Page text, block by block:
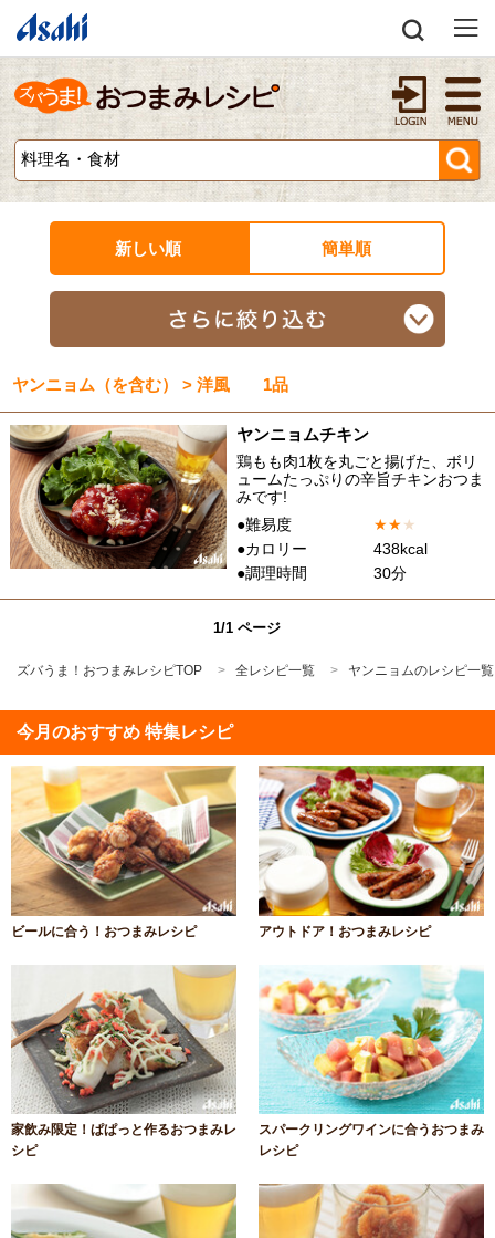
新しい順 簡単順
ヤンニョム（を含む） > 洋風 1品
ヤンニョムチキン
鶏もも肉1枚を丸ごと揚げた、ボリ
ュームたっぷりの辛旨チキンおつま
みです!
●難易度
★★★
●カロリー
438kcal
●調理時間
30分
1/1 ページ
ズバうま！おつまみレシピTOP 全レシピ一覧 ヤンニョムのレシピ一覧
今月のおすすめ 特集レシピ
ビールに合う！おつまみレシピ アウトドア！おつまみレシピ
家飲み限定！ぱぱっと作るおつまみレ
シピ
スパークリングワインに合うおつまみ
レシピ